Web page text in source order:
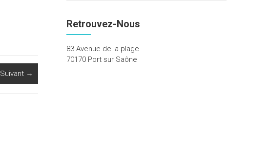
Suivant →
Retrouvez-Nous
83 Avenue de la plage
70170 Port sur Saône